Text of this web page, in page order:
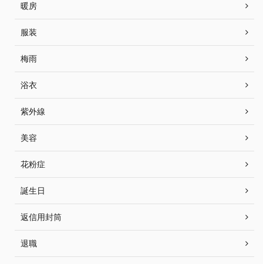
暖房
服装
梅雨
浴衣
紫外線
美容
花粉症
誕生日
返信用封筒
退職